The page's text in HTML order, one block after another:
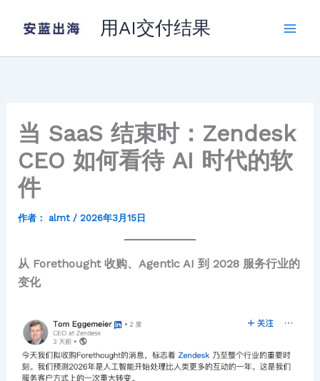
用AI交付结果
当 SaaS 结束时：Zendesk
CEO 如何看待 AI 时代的软
件
作者： almt / 2026年3月15日
从 Forethought 收购、Agentic AI 到 2028 服务行业的
变化